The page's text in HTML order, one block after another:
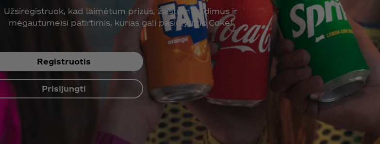
Užsiregistruok, kad laimėtum prizus, žaistum žaidimus ir
mėgautumeisi patirtimis, kurias gali pasiūlyti tik Coke!
Registruotis
Prisijungti